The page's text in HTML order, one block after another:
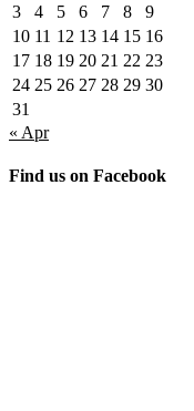
3
4 5 6 7 8
9
10 11 12 13 14 15 16
17 18 19 20 21 22 23
24 25 26 27 28 29 30
31
« Apr
Find us on Facebook